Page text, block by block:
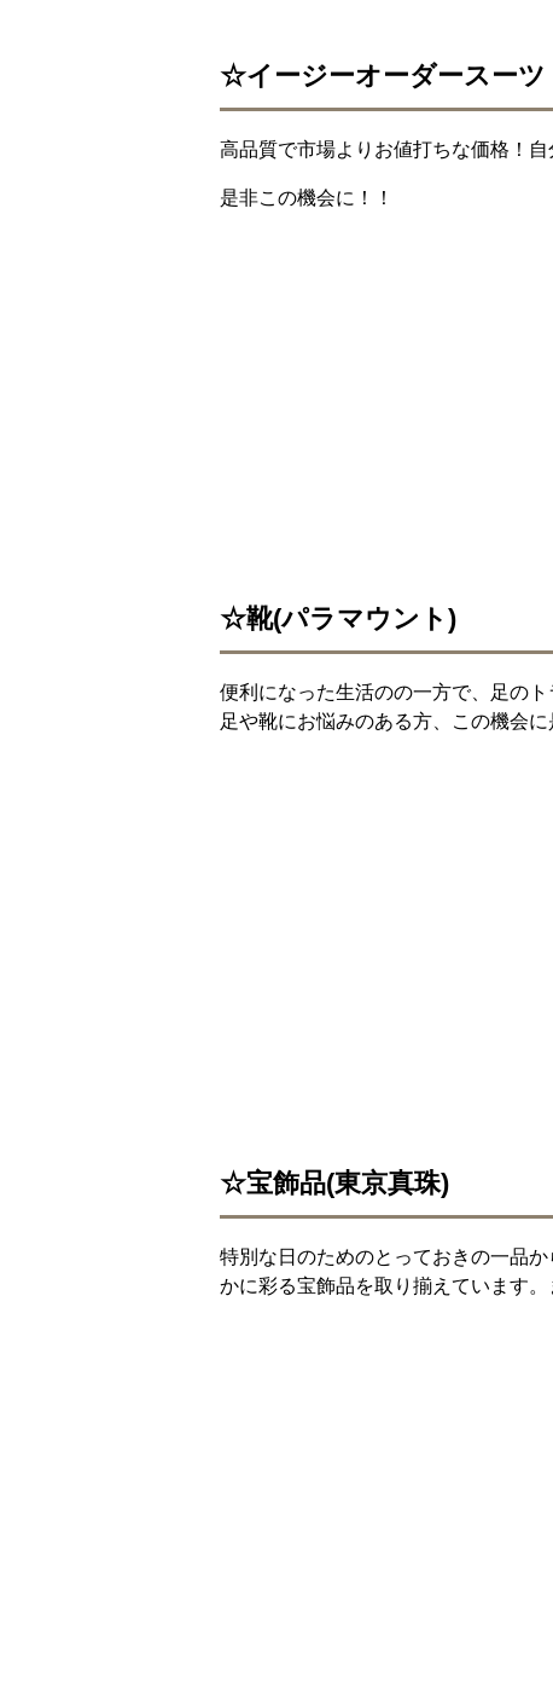
☆イージーオーダースーツ
高品質で市場よりお値打ちな価格！
是非この機会に！！
☆靴(パラマウント)
便利になった生活のの一方で、足の
足や靴にお悩みのある方、この機会に
☆宝飾品(東京真珠)
特別な日のためのとっておきの一品
かに彩る宝飾品を取り揃えています